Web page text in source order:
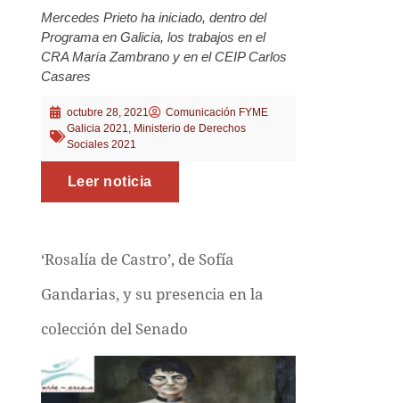
Mercedes Prieto ha iniciado, dentro del
Programa en Galicia, los trabajos en el
CRA María Zambrano y en el CEIP Carlos
Casares
octubre 28, 2021
Comunicación FYME
Galicia 2021, Ministerio de Derechos
Sociales 2021
Leer noticia
‘Rosalía de Castro’, de Sofía
Gandarias, y su presencia en la
colección del Senado